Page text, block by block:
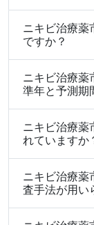
ニキビ治療薬
ですか？
ニキビ治療薬
準年と予測期
ニキビ治療薬
れていますか
ニキビ治療薬
査手法が用い